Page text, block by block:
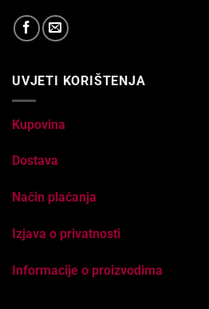
UVJETI KORIŠTENJA
Kupovina
Dostava
Način plaćanja
Izjava o privatnosti
Informacije o proizvodima